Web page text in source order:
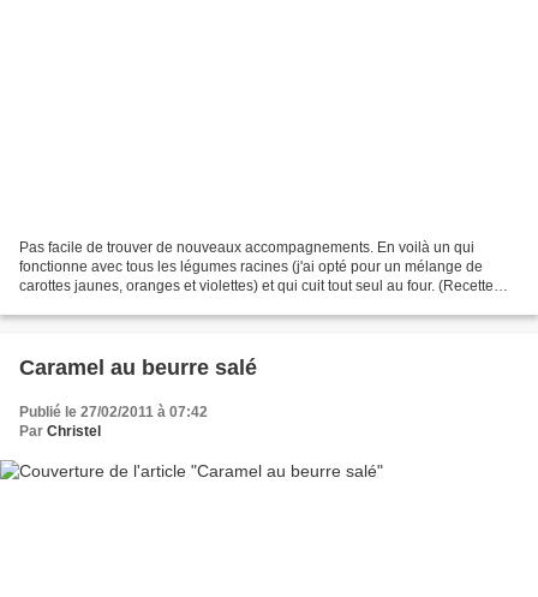
Pas facile de trouver de nouveaux accompagnements. En voilà un qui
fonctionne avec tous les légumes racines (j'ai opté pour un mélange de
carottes jaunes, oranges et violettes) et qui cuit tout seul au four. (Recette
Caramel au beurre salé
Publié le 27/02/2011 à 07:42
Par Christel